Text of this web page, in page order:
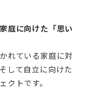
庭に向けた「思い
れている家庭に対
して自立に向けた
クトです。